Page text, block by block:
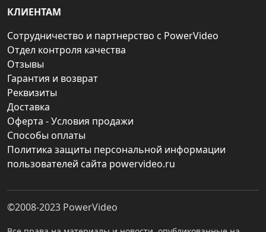
КЛИЕНТАМ
Сотрудничество и партнерство с PowerVideo
Отдел контроля качества
Отзывы
Гарантия и возврат
Реквизиты
Доставка
Оферта - Условия продажи
Способы оплаты
Политика защиты персональной информации
пользователей сайта powervideo.ru
©2008-2023 PowerVideo